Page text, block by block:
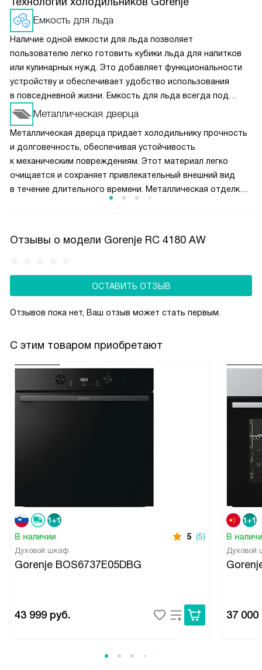
Емкость для льда
Наличие одной емкости для льда позволяет
пользователю легко готовить кубики льда для напитков
или кулинарных нужд. Это добавляет функциональности
устройству и обеспечивает удобство использования
в повседневной жизни. Емкость для льда всегда под
рукой, что делает приготовление охлажденных напитков
и коктейлей более простым и доступным, особенно
в жаркие дни.
Металлическая дверца
Металлическая дверца придает холодильнику прочность
и долговечность, обеспечивая устойчивость
к механическим повреждениям. Этот материал легко
очищается и сохраняет привлекательный внешний вид
в течение длительного времени. Металлическая отделка
Отзывы о модели Gorenje RC 4180 AW
ОСТАВИТЬ ОТЗЫВ
Отзывов пока нет, Ваш отзыв может стать первым.
С этим товаром приобретают
В наличии 5 (5)
Духовой шкаф
Gorenje BOS6737E05DBG
43 999 руб.
В
Духовой
37 000